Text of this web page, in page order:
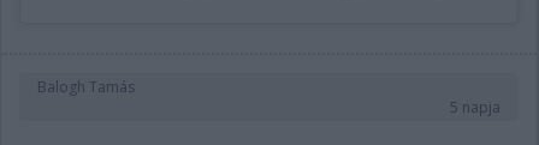
Balogh Tamás
5 napja